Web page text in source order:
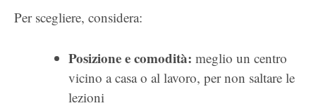
Per scegliere, considera:
Posizione e comodità: meglio un centro
vicino a casa o al lavoro, per non saltare le
lezioni